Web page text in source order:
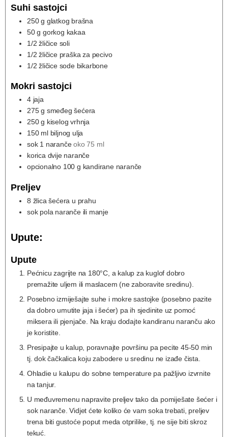
Suhi sastojci
250 g glatkog brašna
50 g gorkog kakaa
1/2 žličice soli
1/2 žličice praška za pecivo
1/2 žličice sode bikarbone
Mokri sastojci
4 jaja
275 g smeđeg šećera
250 g kiselog vrhnja
150 ml biljnog ulja
sok 1 naranče oko 75 ml
korica dvije naranče
opcionalno 100 g kandirane naranče
Preljev
8 žlica šećera u prahu
sok pola naranče ili manje
Upute:
Upute
Pećnicu zagrijte na 180°C, a kalup za kuglof dobro
premažite uljem ili maslacem (ne zaboravite sredinu).
Posebno izmiješajte suhe i mokre sastojke (posebno pazite
da dobro umutite jaja i šećer) pa ih sjedinite uz pomoć
miksera ili pjenjače. Na kraju dodajte kandiranu naranču ako
je koristite.
Presipajte u kalup, poravnajte površinu pa pecite 45-50 min
tj. dok čačkalica koju zabodere u sredinu ne izađe čista.
Ohladie u kalupu do sobne temperature pa pažljivo izvrnite
na tanjur.
U međuvremenu napravite preljev tako da pomiješate šećer i
sok naranče. Vidjet ćete koliko će vam soka trebati, preljev
trena biti gustoće poput meda otprilike, tj. ne sije biti skroz
tekuć.